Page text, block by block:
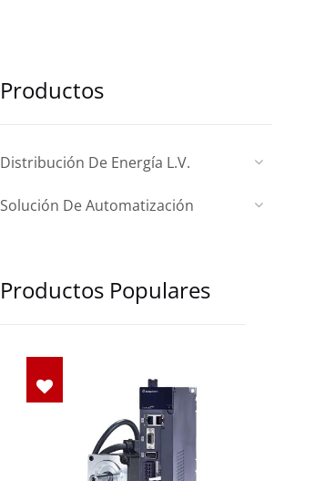
Productos
Distribución De Energía L.V.
Solución De Automatización
Productos Populares